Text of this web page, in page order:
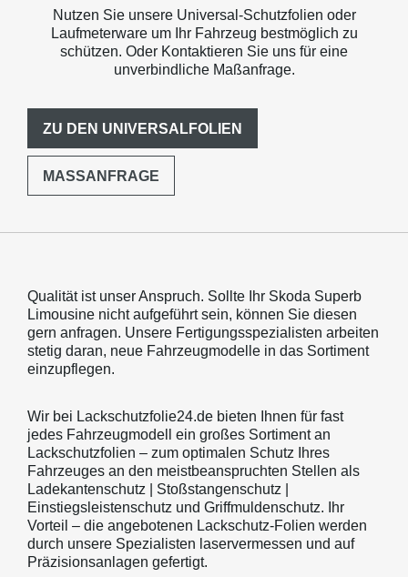
Nutzen Sie unsere Universal-Schutzfolien oder
Laufmeterware um Ihr Fahrzeug bestmöglich zu
schützen. Oder Kontaktieren Sie uns für eine
unverbindliche Maßanfrage.
ZU DEN UNIVERSALFOLIEN
MASSANFRAGE
Qualität ist unser Anspruch. Sollte Ihr Skoda Superb
Limousine nicht aufgeführt sein, können Sie diesen
gern anfragen. Unsere Fertigungsspezialisten arbeiten
stetig daran, neue Fahrzeugmodelle in das Sortiment
einzupflegen.
Wir bei Lackschutzfolie24.de bieten Ihnen für fast
jedes Fahrzeugmodell ein großes Sortiment an
Lackschutzfolien – zum optimalen Schutz Ihres
Fahrzeuges an den meistbeanspruchten Stellen als
Ladekantenschutz | Stoßstangenschutz |
Einstiegsleistenschutz und Griffmuldenschutz. Ihr
Vorteil – die angebotenen Lackschutz-Folien werden
durch unsere Spezialisten laservermessen und auf
Präzisionsanlagen gefertigt.